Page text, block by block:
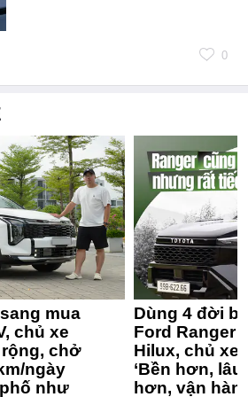
0
mua
chủ xe
rộng, chở
ngày
như
Dùng 4 đời
Ford Ranger
Hilux, chủ xe
‘Bền hơn,
hơn, vận